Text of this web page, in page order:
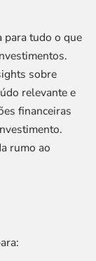
para tudo o que
sobre
relevante e
financeiras
rumo ao